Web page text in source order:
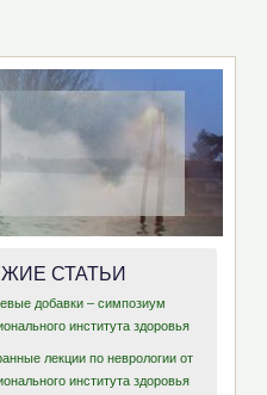
СТАТЬИ
добавки – симпозиум
института здоровья
лекции по неврологии от
института здоровья